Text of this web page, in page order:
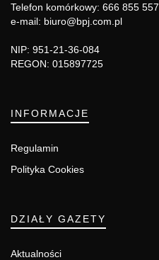
Telefon komórkowy: 666 855 557
e-mail: biuro@bpj.com.pl
NIP: 951-21-36-084
REGON: 015897725
INFORMACJE
Regulamin
Polityka Cookies
DZIAŁY GAZETY
Aktualności